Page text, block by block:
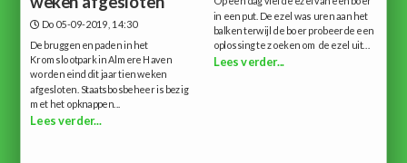
Do 05-09-2019, 14:30
De bruggen en paden in het
Kromslootpark in Almere Haven
worden eind dit jaar tien weken
afgesloten. Staatsbosbeheer is bezig
met het opknappen...
Lees verder...
in een put. De ezel was uren aan het
balken terwijl de boer probeerde een
oplossing te zoeken om de ezel uit...
Lees verder...